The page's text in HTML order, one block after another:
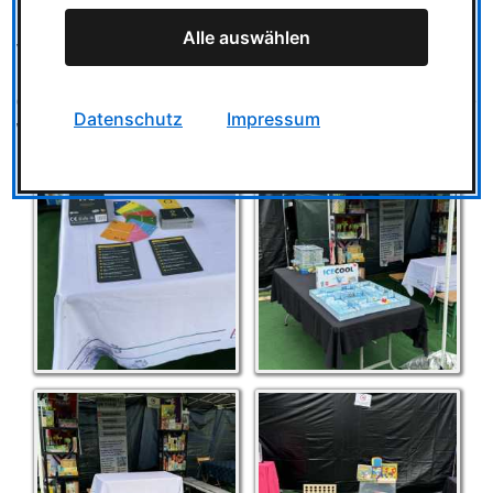
viel Freude daran, die Besucher mit unseren Spielen zu
dabei. Wir freuen uns schon auf das nächste Jahr und viele
weitere spannende Spieleabenteuer!
Alle auswählen
Datenschutz Impressum